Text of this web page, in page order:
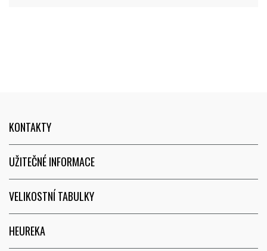
KONTAKTY
UŽITEČNÉ INFORMACE
VELIKOSTNÍ TABULKY
HEUREKA